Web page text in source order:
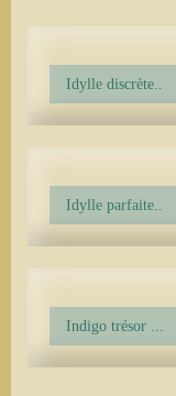
Idylle discrète..
Idylle parfaite..
Indigo trésor ...